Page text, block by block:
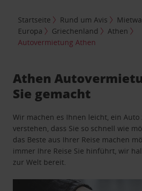
Startseite Rund um Avis
Europa
Griechenland
Athen
Autovermietung Athen
Athen
Sie gemacht
Wir machen es Ihnen leicht, ein
verstehen, dass Sie so schnell wie
das Beste aus Ihrer Reise machen
immer Ihre Reise Sie hinführt, wir
zur Welt bereit.